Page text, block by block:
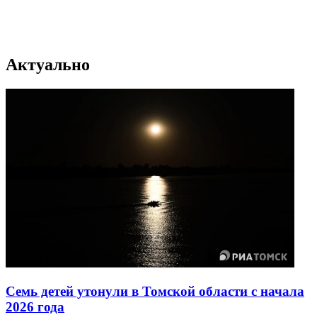
Актуально
Семь детей утонули в Томской области с начала
2026 года